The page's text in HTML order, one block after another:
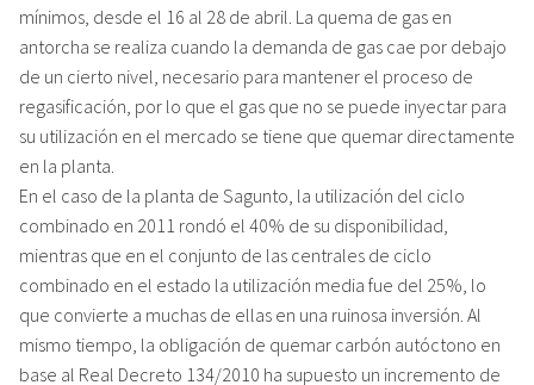
mínimos, desde el 16 al 28 de abril. La quema de gas en
antorcha se realiza cuando la demanda de gas cae por debajo
de un cierto nivel, necesario para mantener el proceso de
regasificación, por lo que el gas que no se puede inyectar para
su utilización en el mercado se tiene que quemar directamente
en la planta.
En el caso de la planta de Sagunto, la utilización del ciclo
combinado en 2011 rondó el 40% de su disponibilidad,
mientras que en el conjunto de las centrales de ciclo
combinado en el estado la utilización media fue del 25%, lo
que convierte a muchas de ellas en una ruinosa inversión. Al
mismo tiempo, la obligación de quemar carbón autóctono en
base al Real Decreto 134/2010 ha supuesto un incremento de